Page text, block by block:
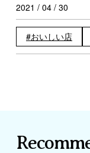
2021 / 04 / 30
おいしい店